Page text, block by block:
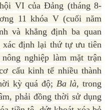
VI của Đảng (tháng 8-
11 khóa V (cuối năm
và khẳng định ba quan
xác định lại thứ tự ưu tiên
nghiệp làm mặt trận
cấu kinh tế nhiều thành
kỳ quá độ; Ba là, trong
phải đồng thời sử dụng